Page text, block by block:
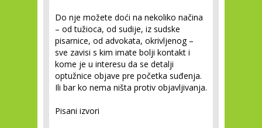
Do nje možete doći na nekoliko načina
– od tužioca, od sudije, iz sudske
pisarnice, od advokata, okrivljenog –
sve zavisi s kim imate bolji kontakt i
kome je u interesu da se detalji
optužnice objave pre početka suđenja.
Ili bar ko nema ništa protiv objavljivanja.
Pisani izvori